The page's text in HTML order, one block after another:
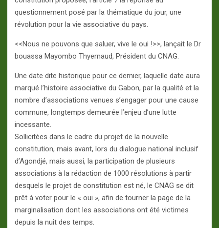
questionnement posé par la thématique du jour, une
révolution pour la vie associative du pays.
<<Nous ne pouvons que saluer, vive le oui !>>, lançait le Dr
bouassa Mayombo Thyernaud, Président du CNAG.
Une date dite historique pour ce dernier, laquelle date aura
marqué l’histoire associative du Gabon, par la qualité et la
nombre d’associations venues s’engager pour une cause
commune, longtemps demeurée l’enjeu d’une lutte
incessante.
Sollicitées dans le cadre du projet de la nouvelle
constitution, mais avant, lors du dialogue national inclusif
d’Agondjé, mais aussi, la participation de plusieurs
associations à la rédaction de 1000 résolutions à partir
desquels le projet de constitution est né, le CNAG se dit
prêt à voter pour le « oui », afin de tourner la page de la
marginalisation dont les associations ont été victimes
depuis la nuit des temps.